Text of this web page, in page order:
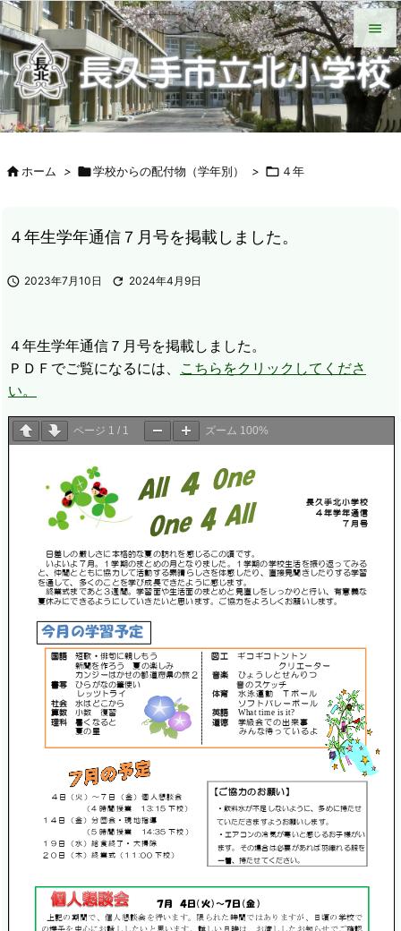


メニュ

サイド
HOME 北小について 今日の北小 緊急時の対応
各種説明会
ＰＴＡ手帳（Web版）
ＰＴＡの窓
いじめ防止基本方針
学校からの配付物（学年別）
タブレット端末wifi接続手段
ホーム > 学校からの配付物（学年別） >  ４年
４年生学年通信７月号を掲載しました。
 2023年7月10日  2024年4月9日
４年生学年通信７月号を掲載しました。
ＰＤＦでご覧になるには、 こちらをクリックしてくださ
い。
ページ 1 / 1 ズーム 100%